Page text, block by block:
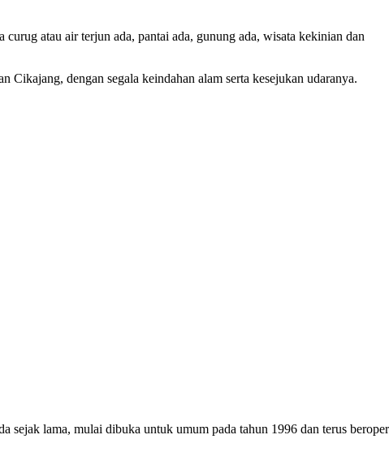
atau air terjun ada, pantai ada, gunung ada, wisata kekinian dan
Cikajang, dengan segala keindahan alam serta kesejukan udaranya.
sejak lama, mulai dibuka untuk umum pada tahun 1996 dan terus